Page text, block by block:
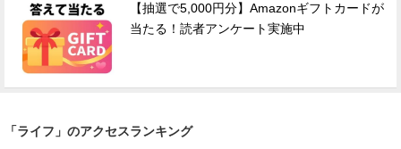
【抽選で5,000円分】Amazonギフトカードが
当たる！読者アンケート実施中
「ライフ」のアクセスランキング